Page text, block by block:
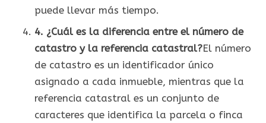
puede llevar más tiempo.
4. ¿Cuál es la diferencia entre el número de
catastro y la referencia catastral?El número
de catastro es un identificador único
asignado a cada inmueble, mientras que la
referencia catastral es un conjunto de
caracteres que identifica la parcela o finca